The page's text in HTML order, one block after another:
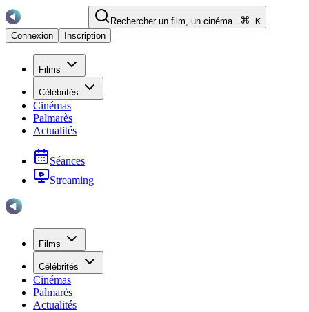
Rechercher un film, un cinéma...
K
Connexion
Inscription
Films
Célébrités
Cinémas
Palmarès
Actualités
Séances
Streaming
Films
Célébrités
Cinémas
Palmarès
Actualités